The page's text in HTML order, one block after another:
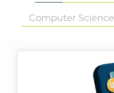
Computer Science